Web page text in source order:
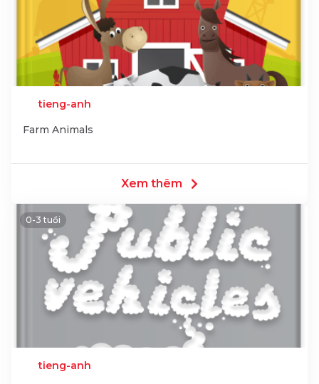
tieng-anh
Farm Animals
Xem thêm
0-3 tuổi
tieng-anh